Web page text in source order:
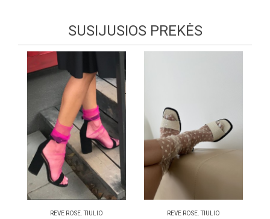
SUSIJUSIOS PREKĖS
REVE ROSE. TIULIO
REVE ROSE. TIULIO